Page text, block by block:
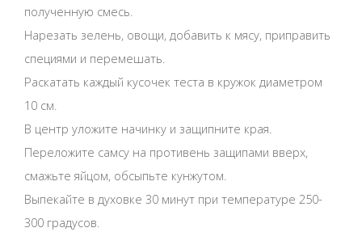
полученную смесь.
Нарезать зелень, овощи, добавить к мясу, приправить
специями и перемешать.
Раскатать каждый кусочек теста в кружок диаметром
10 см.
В центр уложите начинку и защипните края.
Переложите самсу на противень защипами вверх,
смажьте яйцом, обсыпьте кунжутом.
Выпекайте в духовке 30 минут при температуре 250-
300 градусов.